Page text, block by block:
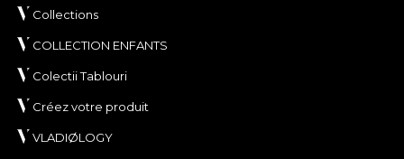
Collections
COLLECTION ENFANTS
Colectii Tablouri
Créez votre produit
VLADIØLOGY